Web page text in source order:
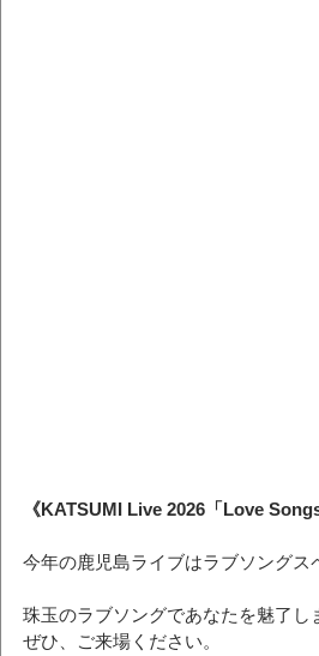
《KATSUMI Live 2026「Love
今年の鹿児島ライブはラブソングス
珠玉のラブソングであなたを魅了し
ぜひ、ご来場ください。